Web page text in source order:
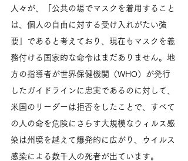
人々が、「公共の場でマスクを着用すること
は、個人の自由に対する受け入れがたい強
要」であると考えており、現在もマスクを義
務付ける国家的な命令はまだありません。地
方の指導者が世界保健機関（WHO）が発行
したガイドラインに忠実であるのに対して、
米国のリーダーは拒否をしたことで、すべて
の人の命を危険にさらす大規模なウィルス感
染は州境を越えて爆発的に広がり、ウイルス
感染による数千人の死者が出ています。